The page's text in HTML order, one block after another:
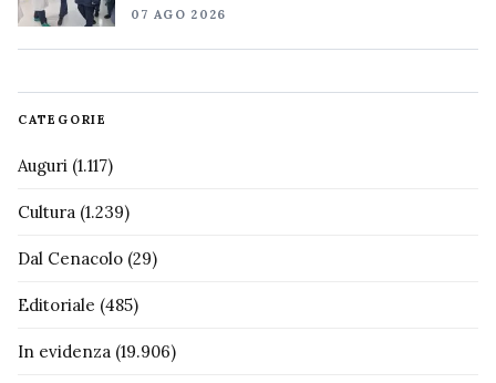
07 AGO 2026
CATEGORIE
Auguri (1.117)
Cultura (1.239)
Dal Cenacolo (29)
Editoriale (485)
In evidenza (19.906)